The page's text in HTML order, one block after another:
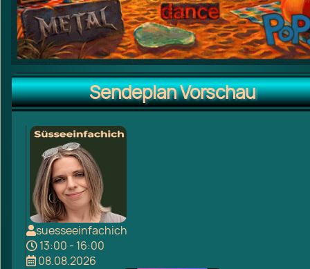
Sendeplan Vorschau
suesseeinfachich
13:00 - 16:00
08.08.2026